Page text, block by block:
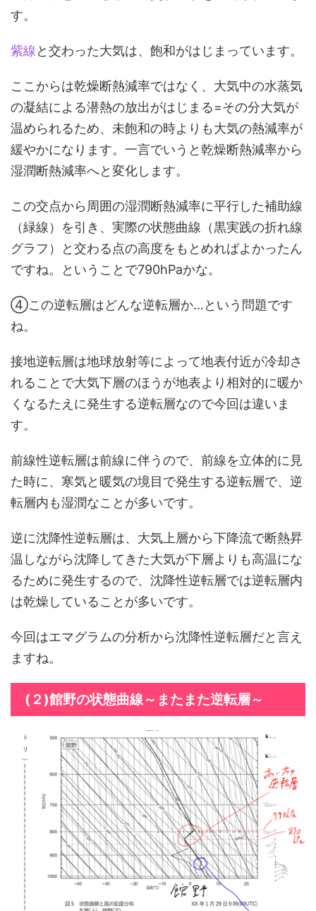
す。
紫線 と交わった大気は、飽和がはじまっています。
ここからは乾燥断熱減率ではなく、大気中の水蒸気
の凝結による潜熱の放出がはじまる=その分大気が
温められるため、未飽和の時よりも大気の熱減率が
緩やかになります。一言でいうと乾燥断熱減率から
湿潤断熱減率へと変化します。
この交点から周囲の湿潤断熱減率に平行した補助線
（緑線）を引き、実際の状態曲線（黒実践の折れ線
グラフ）と交わる点の高度をもとめればよかったん
ですね。ということで790hPaかな。
④この逆転層はどんな逆転層か…という問題です
ね。
接地逆転層は地球放射等によって地表付近が冷却さ
れることで大気下層のほうが地表より相対的に暖か
くなるたえに発生する逆転層なので今回は違いま
す。
前線性逆転層は前線に伴うので、前線を立体的に見
た時に、寒気と暖気の境目で発生する逆転層で、逆
転層内も湿潤なことが多いです。
逆に沈降性逆転層は、大気上層から下降流で断熱昇
温しながら沈降してきた大気が下層よりも高温にな
るために発生するので、沈降性逆転層では逆転層内
は乾燥していることが多いです。
今回はエマグラムの分析から沈降性逆転層だと言え
ますね。
(２)館野の状態曲線～またまた逆転層～